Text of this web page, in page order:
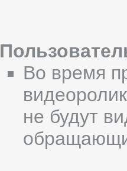
Во время
не будут